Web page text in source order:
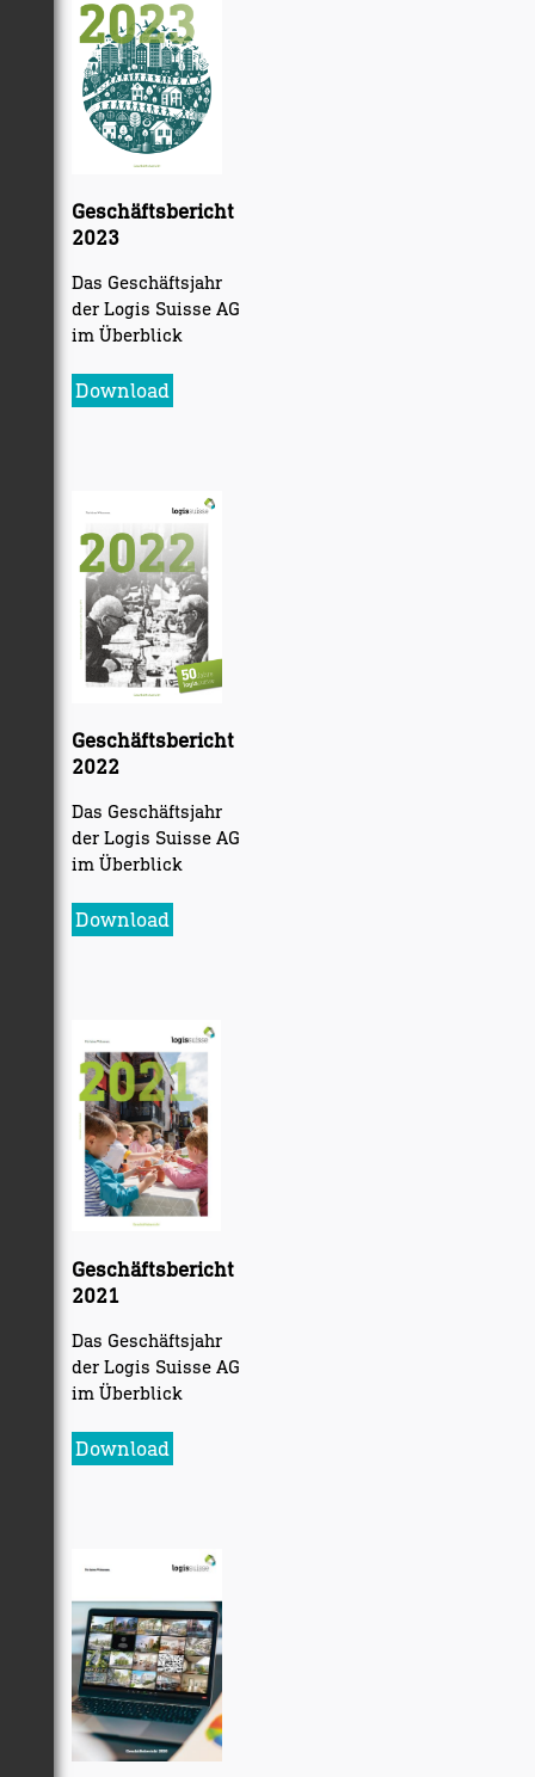
Geschäftsbericht
2023
Das Geschäftsjahr
der Logis Suisse AG
im Überblick
Download
Geschäftsbericht
2022
Das Geschäftsjahr
der Logis Suisse AG
im Überblick
Download
Geschäftsbericht
2021
Das Geschäftsjahr
der Logis Suisse AG
im Überblick
Download